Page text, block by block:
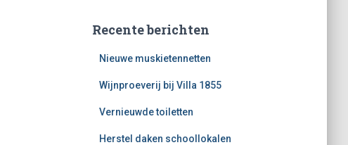
Recente berichten
Nieuwe muskietennetten
Wijnproeverij bij Villa 1855
Vernieuwde toiletten
Herstel daken schoollokalen